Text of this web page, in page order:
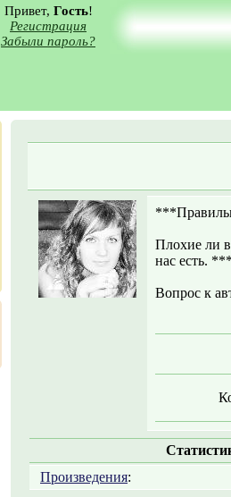
Привет, Гость!
Регистрация
Забыли пароль?
Плохие ли
нас есть.
Вопрос к
Произведения: